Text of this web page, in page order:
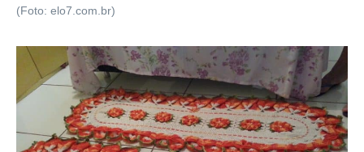
(Foto: elo7.com.br)